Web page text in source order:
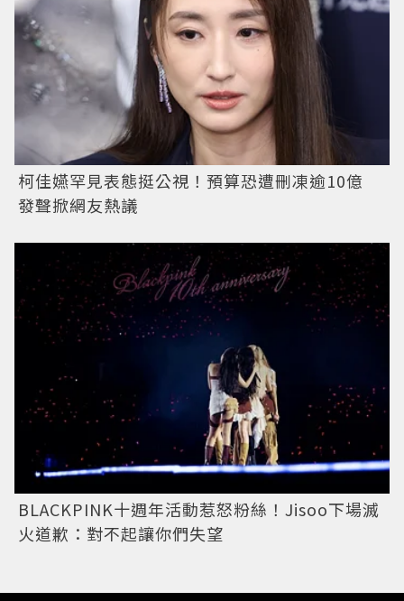
柯佳嬿罕見表態挺公視！預算恐遭刪凍逾10億
發聲掀網友熱議
BLACKPINK十週年活動惹怒粉絲！Jisoo下場滅
火道歉：對不起讓你們失望